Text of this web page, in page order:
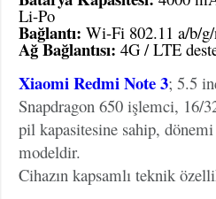
Li-Po
Bağlantı: Wi-Fi 802.11 a/b/
Ağ Bağlantısı: 4G / LTE
Xiaomi Redmi Note 3; 5.5
Snapdragon 650 işlemci, 16/
pil kapasitesine sahip,
modeldir.
Cihazın kapsamlı teknik